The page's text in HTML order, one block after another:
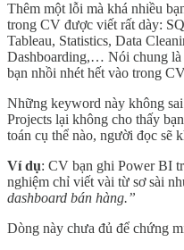
Thêm một lỗi mà khá nhiều
trong CV được viết rất dày:
Tableau, Statistics, Data
Dashboarding,… Nói chung là
bạn nhồi nhét hết vào trong
Những keyword này không
Projects lại không cho thấy
toán cụ thể nào, người đọc sẽ
Ví dụ: CV bạn ghi Power BI
nghiệm chỉ viết vài từ sơ sài
dashboard bán hàng.”
Dòng này chưa đủ để chứng